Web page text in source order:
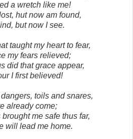
a wretch like me!
hut now am found,
but now I see.
taught my heart to fear,
my fears relieved;
did that grace appear,
I first believed!
toils and snares,
already come;
brought me safe thus far,
will lead me home.